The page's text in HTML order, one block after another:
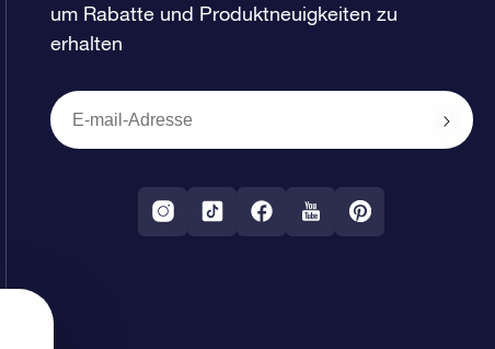
um Rabatte und Produktneuigkeiten zu
erhalten